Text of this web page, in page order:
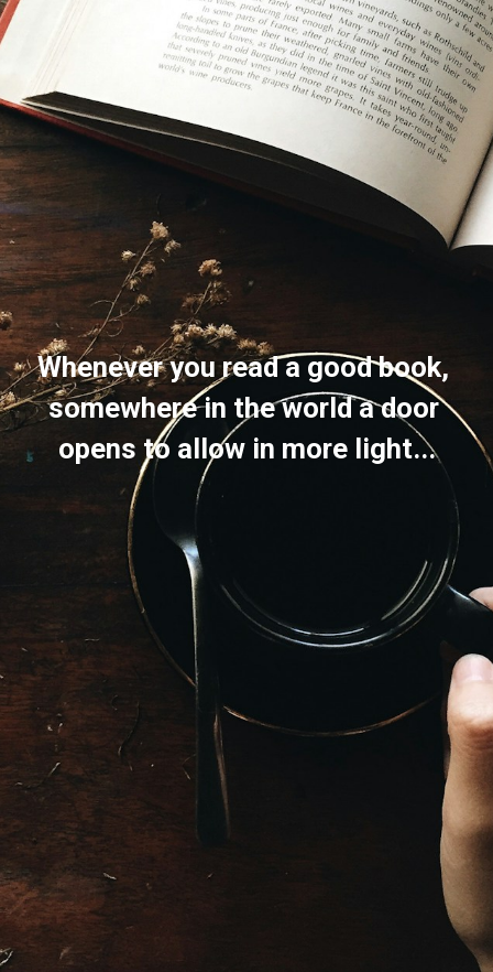
Whenever you read a good book,
somewhere in the world a door
opens to allow in more light...​